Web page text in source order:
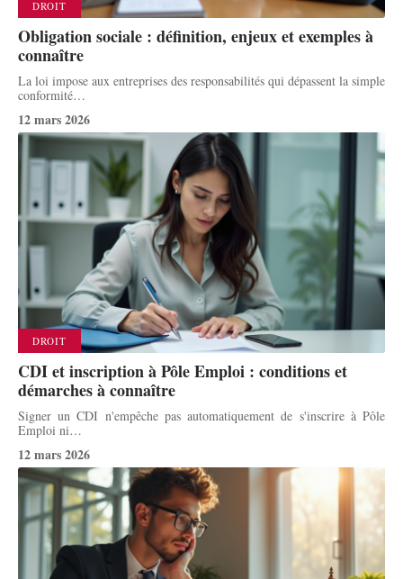
DROIT
Obligation sociale : définition, enjeux et exemples à
connaître
La loi impose aux entreprises des responsabilités qui dépassent la simple
conformité…
12 mars 2026
DROIT
CDI et inscription à Pôle Emploi : conditions et
démarches à connaître
Signer un CDI n'empêche pas automatiquement de s'inscrire à Pôle
Emploi ni…
12 mars 2026